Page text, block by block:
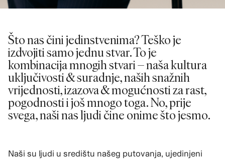
Što nas čini jedinstvenima? Teško je
izdvojiti samo jednu stvar. To je
kombinacija mnogih stvari – naša kultura
uključivosti & suradnje, naših snažnih
vrijednosti, izazova & mogućnosti za rast,
pogodnosti i još mnogo toga. No, prije
svega, naši nas ljudi čine onime što jesmo.
Naši su ljudi u središtu našeg putovanja, ujedinjeni